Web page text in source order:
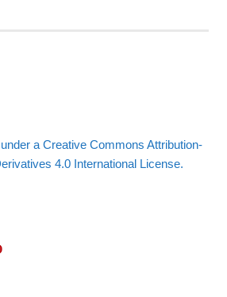
a Creative Commons Attribution-
4.0 International License.